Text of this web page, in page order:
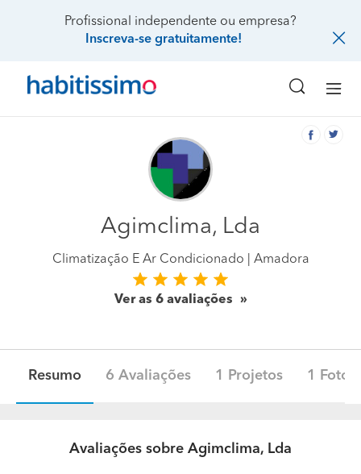
Profissional independente ou empresa?
Inscreva-se gratuitamente!
Agimclima, Lda
Climatização E Ar Condicionado Amadora
Ver as 6 avaliações
Resumo 6 Avaliações 1 Projetos 1 Fotos
Avaliações sobre Agimclima, Lda